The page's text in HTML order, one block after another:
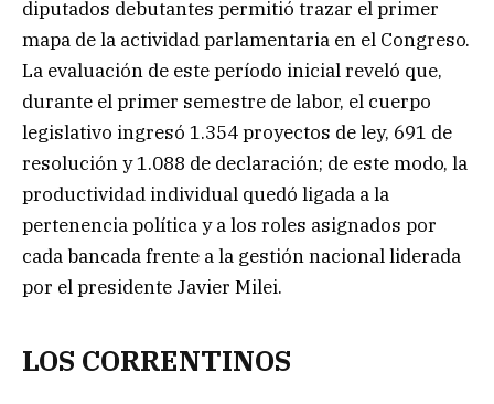
diputados debutantes permitió trazar el primer
mapa de la actividad parlamentaria en el Congreso.
La evaluación de este período inicial reveló que,
durante el primer semestre de labor, el cuerpo
legislativo ingresó 1.354 proyectos de ley, 691 de
resolución y 1.088 de declaración; de este modo, la
productividad individual quedó ligada a la
pertenencia política y a los roles asignados por
cada bancada frente a la gestión nacional liderada
por el presidente Javier Milei.
LOS CORRENTINOS